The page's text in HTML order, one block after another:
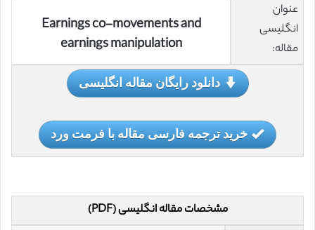
عنوان
انگلیسی
مقاله:
Earnings co-movements and
earnings manipulation
دانلود رایگان مقاله انگلیسی
خرید ترجمه فارسی مقاله با فرمت ورد
مشخصات مقاله انگلیسی (PDF)